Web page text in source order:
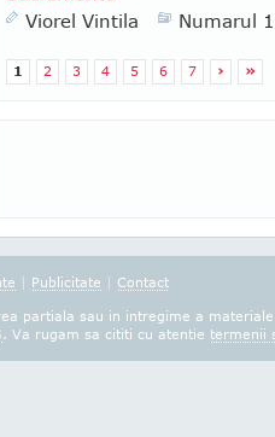
Viorel Vintila
Numarul
1 2 3 4 5 6 7 › »
| Publicitate | Contact
partiala sau in intregime a
. Va rugam sa cititi cu atentie termenii